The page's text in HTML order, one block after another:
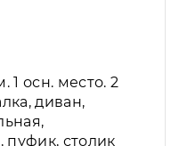
1 осн. место. 2
диван,
пуфик, столик